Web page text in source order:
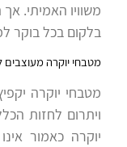
משוויו האמיתי.
בלקום בכל בוקר
מטבחי יוקרה מעוצבים
מטבחי יוקרה
ויתרום לחזות
יוקרה כאמור